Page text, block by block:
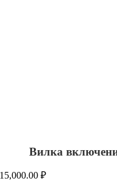
Вилка
15,000.00₽